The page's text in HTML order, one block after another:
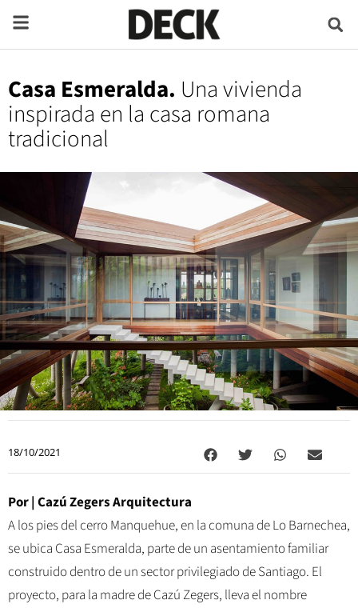
Casa Esmeralda. Una vivienda
inspirada en la casa romana
tradicional
18/10/2021
Por | Cazú Zegers Arquitectura
A los pies del cerro Manquehue, en la comuna de Lo Barnechea,
se ubica Casa Esmeralda, parte de un asentamiento familiar
construido dentro de un sector privilegiado de Santiago. El
proyecto, para la madre de Cazú Zegers, lleva el nombre